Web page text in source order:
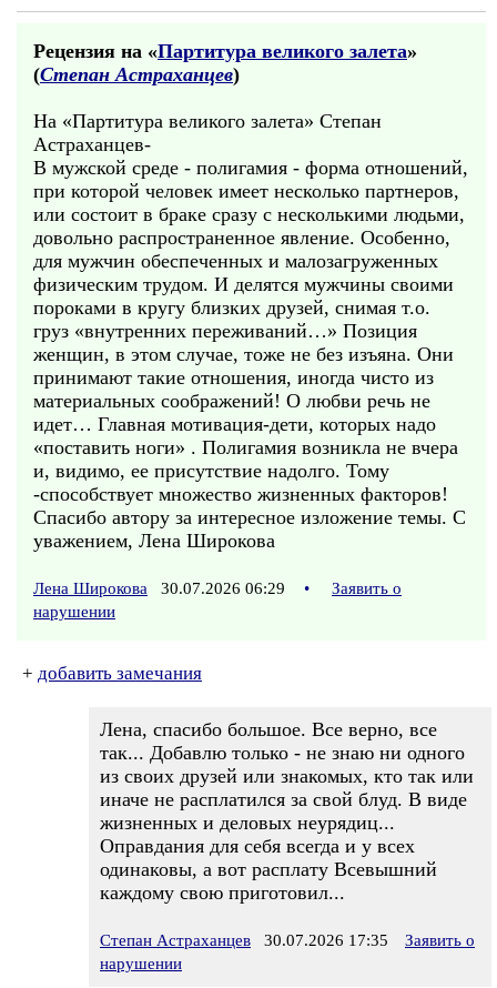
Рецензия на «Партитура великого залета»
(Степан Астраханцев)
На «Партитура великого залета» Степан
Астраханцев-
В мужской среде - полигамия - форма отношений,
при которой человек имеет несколько партнеров,
или состоит в браке сразу с несколькими людьми,
довольно распространенное явление. Особенно,
для мужчин обеспеченных и малозагруженных
физическим трудом. И делятся мужчины своими
пороками в кругу близких друзей, снимая т.о.
груз «внутренних переживаний…» Позиция
женщин, в этом случае, тоже не без изъяна. Они
принимают такие отношения, иногда чисто из
материальных соображений! О любви речь не
идет… Главная мотивация-дети, которых надо
«поставить ноги» . Полигамия возникла не вчера
и, видимо, ее присутствие надолго. Тому
-способствует множество жизненных факторов!
Спасибо автору за интересное изложение темы. С
уважением, Лена Широкова
Лена Широкова 30.07.2026 06:29 •
Заявить о
нарушении
+ добавить замечания
Лена, спасибо большое. Все верно, все
так... Добавлю только - не знаю ни одного
из своих друзей или знакомых, кто так или
иначе не расплатился за свой блуд. В виде
жизненных и деловых неурядиц...
Оправдания для себя всегда и у всех
одинаковы, а вот расплату Всевышний
каждому свою приготовил...
Степан Астраханцев 30.07.2026 17:35
Заявить о
нарушении